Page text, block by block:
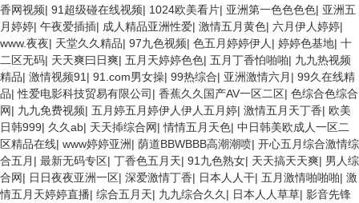
香网视频| 91超级碰在线视频| 1024欧美看片| 亚洲第一色色色色| 亚洲五
月婷婷| 午夜爱插插| 成人精品亚洲性爱| 激情五月黄色| 六月伊人婷婷|
www.夜夜| 天堂久久精品| 97九色视频| 色五月婷婷伊人 | 婷婷色基地| 十
二区无码| 天天爽曰日爽| 五月天婷婷色色| 五月丁香怕啪啪| 九九热视频
精品| 激情视频91 | 91.com男女操| 99热综合| 亚洲激情六月 | 99久在线精
品|性爱电影科技贸易有限公司| 香蕉久久国产AV一区二区| 色综合色综合
网| 九九免费视频| 五月婷五月婷伊人伊人五月婷| 激情五月天丁香| 欧美
日韩999| 久久ab| 天天揷综合网|情情五月天色| 中日韩美欧成人一区二
区精品在线| www婷婷亚洲| 荫道BBWBBB高潮潮喷| 开心五月综合激情综
合五月 | 最新无码专区| 丁香色五月天| 91九色熟女| 天天搞天天爽| 男人综
合网| 日日夜夜亚洲一区| 深爱激情丁香| 日本人人干| 五月激情啪啪啪| 激
情五月天婷婷直播| 综合五月天| 九九综合久久 | 日本人人草草| 影音先锋